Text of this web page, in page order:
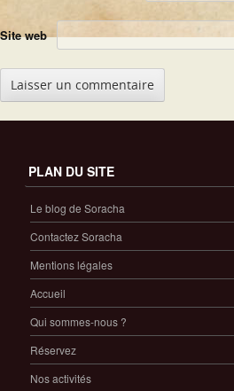
Site web
PLAN DU SITE
Le blog de Soracha
Contactez Soracha
Mentions légales
Accueil
Qui sommes-nous ?
Réservez
Nos activités